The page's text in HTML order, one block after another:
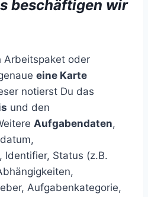
beschäftigen wir
Arbeitspaket oder
eine Karte
notierst Du das
und den
Aufgabendaten,
Status (z.B.
Aufgabenkategorie,